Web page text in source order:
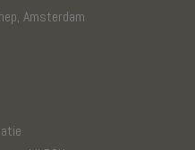
Amsterdam